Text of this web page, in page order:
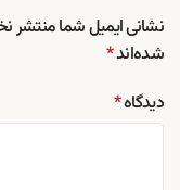
نشانی ایمیل شما منتشر
شده‌اند*
دیدگاه*